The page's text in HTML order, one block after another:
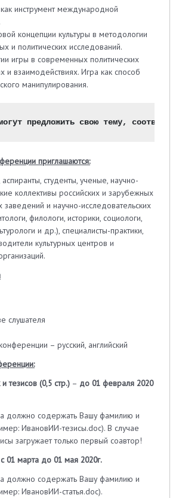
как инструмент международной
концепции культуры в методологии
и политических исследований.
игры в современных политических
и взаимодействиях. Игра как способ
манипулирования.
предложить свою тему,
приглашаются:
студенты, ученые, научно-
коллективы российских и зарубежных
и научно-исследовательских
филологи, историки, социологи,
и др.), специалисты-практики,
культурных центров и
слушателя
– русский, английский
тезисов (0,5 стр.) – до 01 февраля 2020
должно содержать Вашу фамилию и
ИвановИИ-тезисы.doc). В случае
загружает только первый соавтор!
01 марта до 01 мая 2020г.
должно содержать Вашу фамилию и
ИвановИИ-статья.doc).